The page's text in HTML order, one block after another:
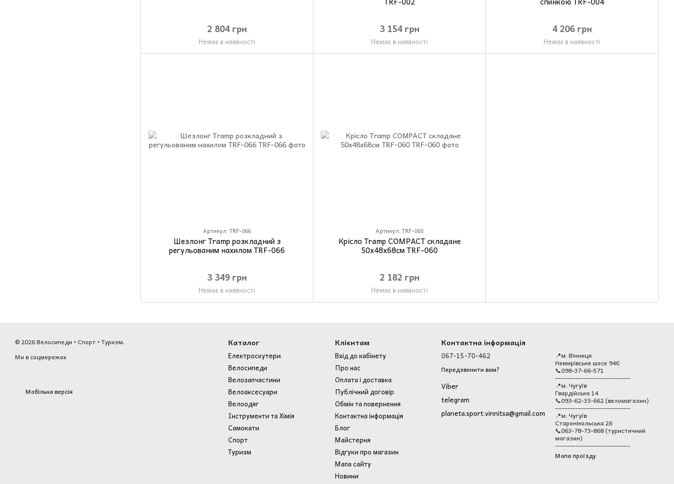
2 804 грн
Немає в наявності
3 154 грн
Немає в наявності
4 206 грн
Немає в наявності
Артикул: TRF-066
Шезлонг Tramp розкладний з
регульованим нахилом TRF-066
3 349 грн
Немає в наявності
Артикул: TRF-060
Крісло Tramp COMPACT складане
50х48х68см TRF-060
2 182 грн
Немає в наявності
© 2026 Велосипеди • Спорт • Туризм.
Ми в соцмережах
Мобільна версія
Каталог
Електроскутери
Велосипеди
Велозапчастини
Велоаксесуари
Велоодяг
Інструменти та Хімія
Самокати
Спорт
Туризм
Клієнтам
Вхід до кабінету
Про нас
Оплата і доставка
Публічний договір
Обмін та повернення
Контактна інформація
Блог
Майстерня
Відгуки про магазин
Мапа сайту
Новини
Контактна інформація
067-15-70-462
Передзвонити вам?
Viber
telegram
planeta.sport.vinnitsa@gmail.com
📍м. Вінниця
Немирівське шосе 94Є
📞098-37-66-571
------------------------------
📍м. Чугуїв
Гвардійська 14
📞093-62-33-662 (веломагазин)
------------------------------
📍м. Чугуїв
Старонікольська 26
📞063-78-73-868 (туристичний
магазин)
------------------------------
Мапа проїзду